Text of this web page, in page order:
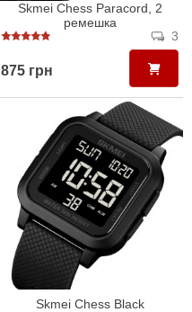
Skmei Chess Paracord, 2
ремешка
3
875 грн
Skmei Chess Black